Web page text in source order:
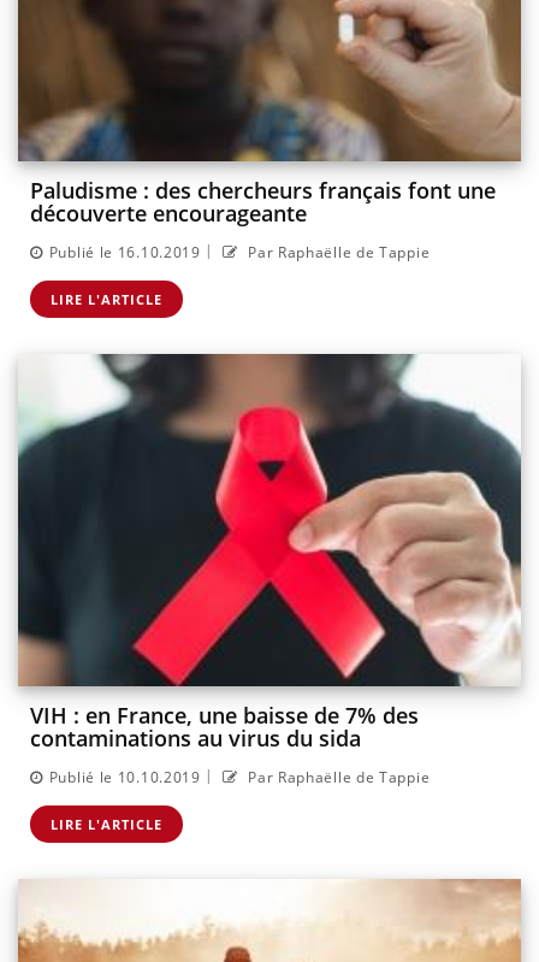
Paludisme : des chercheurs français font une
découverte encourageante
Publié le 16.10.2019 | Par Raphaëlle de Tappie
LIRE L'ARTICLE
VIH : en France, une baisse de 7% des
contaminations au virus du sida
Publié le 10.10.2019 | Par Raphaëlle de Tappie
LIRE L'ARTICLE